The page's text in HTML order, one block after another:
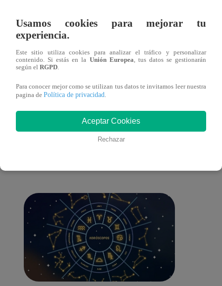
antes de Navidad?
También te puede
Usamos cookies para mejorar tu
experiencia.
Este sitio utiliza cookies para analizar el tráfico y personalizar
contenido. Si estás en la Unión Europea, tus datos se gestionarán
según el RGPD.
Para conocer mejor como se utilizan tus datos te invitamos leer nuestra
pagina de Política de privacidad.
Aceptar Cookies
Rechazar